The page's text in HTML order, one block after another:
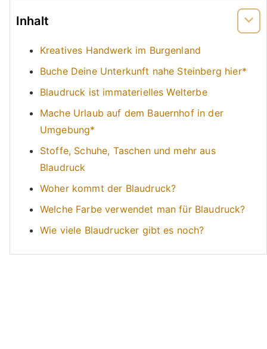
Inhalt
Kreatives Handwerk im Burgenland
Buche Deine Unterkunft nahe Steinberg hier*
Blaudruck ist immaterielles Welterbe
Mache Urlaub auf dem Bauernhof in der
Umgebung*
Stoffe, Schuhe, Taschen und mehr aus
Blaudruck
Woher kommt der Blaudruck?
Welche Farbe verwendet man für Blaudruck?
Wie viele Blaudrucker gibt es noch?